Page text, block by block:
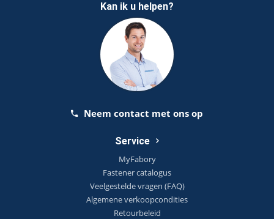
Kan ik u helpen?
Neem contact met ons op
Service
MyFabory
Fastener catalogus
Veelgestelde vragen (FAQ)
Algemene verkoopcondities
Retourbeleid